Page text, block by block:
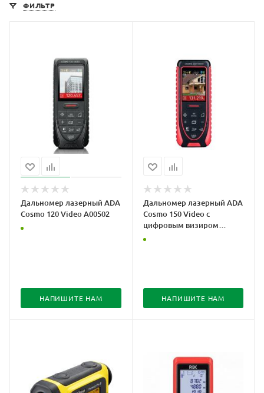
ФИЛЬТР
Дальномер лазерный ADA
Cosmo 120 Video А00502
НАПИШИТЕ НАМ
Дальномер лазерный ADA
Cosmo 150 Video с
цифровым визиром
A00475
НАПИШИТЕ НАМ